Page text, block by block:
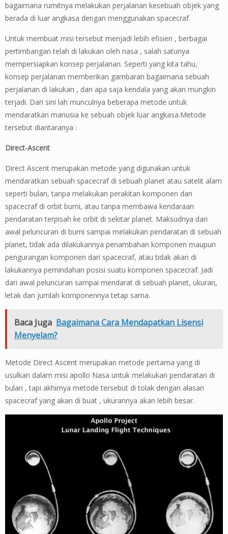
bagaimana rumitnya melakukan perjalanan kesebuah objek yang
berada di luar angkasa dengan menggunakan spacecraf.
Untuk membuat misi tersebut menjadi lebih efisien , berbagai
pertimbangan telah di lakukan oleh nasa , salah satunya
mempersiapkan konsep perjalanan. Seperti yang kita tahu,
konsep perjalanan memberikan gambaran bagaimana sebuah
perjalanan di lakukan , dan apa saja kendala yang akan mungkin
terjadi. Dari sini lah munculnya beberapa metode untuk
mendaratkan manusia ke sebuah objek luar angkasa.Metode
tersebut diantaranya :
Direct-Ascent
Direct Ascent merupakan metode yang digunakan untuk
mendaratkan sebuah spacecraf di sebuah planet atau satelit alam
seperti bulan, tanpa melakukan perakitan komponen dari
spacecraf di orbit bumi, atau tanpa membawa kendaraan
pendaratan terpisah ke orbit di sekitar planet. Maksudnya dari
awal peluncuran di bumi sampai melakukan pendaratan di sebuah
planet, tidak ada dilakukannya penambahan komponen maupun
pengurangan komponen dari spacecraf, atau tidak akan di
lakukannya pemindahan posisi suatu komponen spacecraf. Jadi
dari awal peluncuran sampai mendarat di sebuah planet, ukuran,
letak dan jumlah komponennya tetap sama.
Baca Juga Bagaimana Cara Mendapatkan Lisensi
Menyelam?
Metode Direct Ascent merupakan metode pertama yang di
usulkan dalam misi apollo Nasa untuk melakukan pendaratan di
bulan , tapi akhirnya metode tersebut di tolak dengan alasan
spacecraf yang akan di buat , ukurannya akan lebih besar.